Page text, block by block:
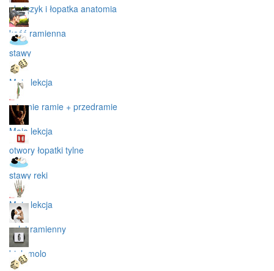
obojczyk i łopatka anatomia
kość ramienna
stawy
Moja lekcja
miesnie ramie + przedramie
Moja lekcja
otwory łopatki tylne
stawy reki
Moja lekcja
splot ramienny
biolomolo